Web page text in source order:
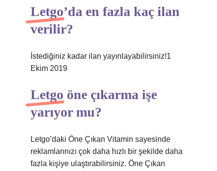
Letgo’da en fazla kaç ilan
verilir?
İstediğiniz kadar ilan yayınlayabilirsiniz!1
Ekim 2019
Letgo öne çıkarma işe
yarıyor mu?
Letgo’daki Öne Çıkan Vitamin sayesinde
reklamlarınızı çok daha hızlı bir şekilde daha
fazla kişiye ulaştırabilirsiniz. Öne Çıkan